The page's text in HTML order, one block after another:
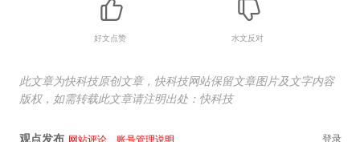
好文点赞 水文反对
此文章为快科技原创文章，快科技网站保留文章图片及文字内容
版权，如需转载此文章请注明出处：快科技
观点发布 网站评论、账号管理说明 登录